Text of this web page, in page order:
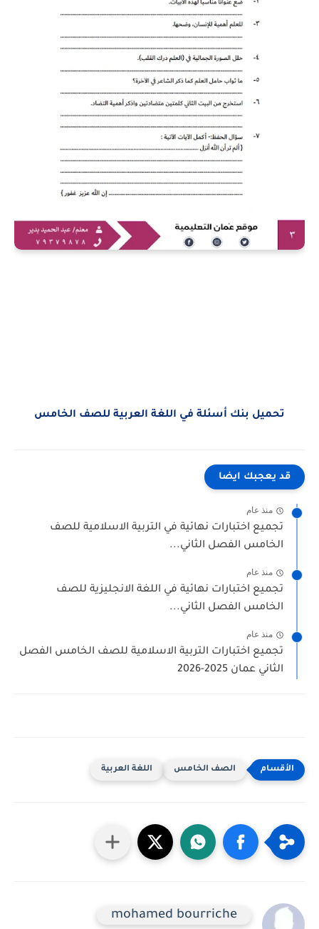
تحميل بنك أسئلة في اللغة العربية للصف الخامس
قد يعجبك ايضا
منذ عام
تجميع اختبارات نهائية في التربية الاسلامية للصف
الخامس الفصل الثاني...
منذ عام
تجميع اختبارات نهائية في اللغة الانجليزية للصف
الخامس الفصل الثاني...
منذ عام
تجميع اختبارات التربية الاسلامية للصف الخامس الفصل
الثاني عمان 2025-2026
الصف الخامس اللغة العربية
mohamed bourriche